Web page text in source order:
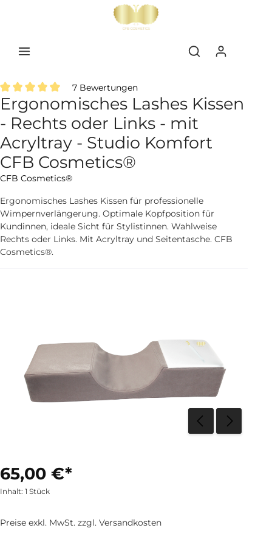
Durchschnittliche Bewertung von 5 von 5 Sternen
7 Bewertungen
Ergonomisches Lashes Kissen
- Rechts oder Links - mit
Acryltray - Studio Komfort
CFB Cosmetics®
CFB Cosmetics®
Ergonomisches Lashes Kissen für professionelle
Wimpernverlängerung. Optimale Kopfposition für
Kundinnen, ideale Sicht für Stylistinnen. Wahlweise
Rechts oder Links. Mit Acryltray und Seitentasche. CFB
Cosmetics®.
65,00 €*
Inhalt: 1 Stück
Preise exkl. MwSt. zzgl. Versandkosten